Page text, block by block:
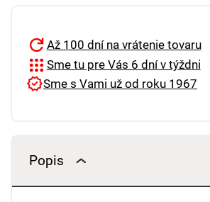
Až 100 dní na vrátenie tovaru
Sme tu pre Vás 6 dní v týždni
Sme s Vami už od roku 1967
Popis